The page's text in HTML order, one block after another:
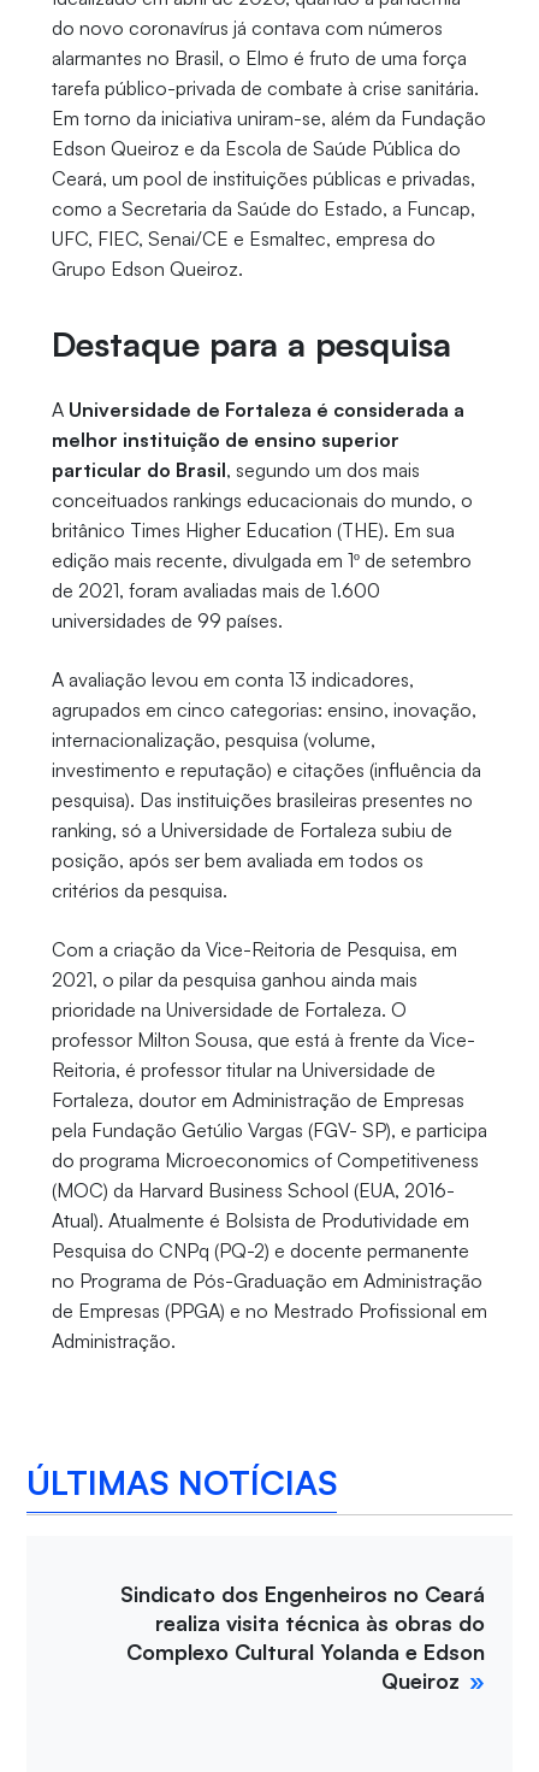
do novo coronavírus já contava com números
alarmantes no Brasil, o Elmo é fruto de uma força
tarefa público-privada de combate à crise sanitária.
Em torno da iniciativa uniram-se, além da Fundação
Edson Queiroz e da Escola de Saúde Pública do
Ceará, um pool de instituições públicas e privadas,
como a Secretaria da Saúde do Estado, a Funcap,
UFC, FIEC, Senai/CE e Esmaltec, empresa do
Grupo Edson Queiroz.
Destaque para a pesquisa
A Universidade de Fortaleza é considerada a
melhor instituição de ensino superior
particular do Brasil, segundo um dos mais
conceituados rankings educacionais do mundo, o
britânico Times Higher Education (THE). Em sua
edição mais recente, divulgada em 1º de setembro
de 2021, foram avaliadas mais de 1.600
universidades de 99 países.
A avaliação levou em conta 13 indicadores,
agrupados em cinco categorias: ensino, inovação,
internacionalização, pesquisa (volume,
investimento e reputação) e citações (influência da
pesquisa). Das instituições brasileiras presentes no
ranking, só a Universidade de Fortaleza subiu de
posição, após ser bem avaliada em todos os
critérios da pesquisa.
Com a criação da Vice-Reitoria de Pesquisa, em
2021, o pilar da pesquisa ganhou ainda mais
prioridade na Universidade de Fortaleza. O
professor Milton Sousa, que está à frente da Vice-
Reitoria, é professor titular na Universidade de
Fortaleza, doutor em Administração de Empresas
pela Fundação Getúlio Vargas (FGV- SP), e participa
do programa Microeconomics of Competitiveness
(MOC) da Harvard Business School (EUA, 2016-
Atual). Atualmente é Bolsista de Produtividade em
Pesquisa do CNPq (PQ-2) e docente permanente
no Programa de Pós-Graduação em Administração
de Empresas (PPGA) e no Mestrado Profissional em
Administração.
ÚLTIMAS NOTÍCIAS
Sindicato dos Engenheiros no Ceará
realiza visita técnica às obras do
Complexo Cultural Yolanda e Edson
Queiroz